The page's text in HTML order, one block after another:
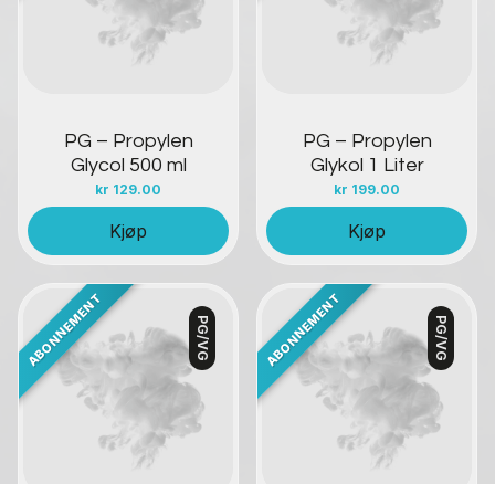
PG – Propylen
Glycol 500 ml
kr 129.00
Kjøp
PG – Propylen
Glykol 1 Liter
kr 199.00
Kjøp
PG/VG
Kontakt oss
PG/VG
Kontakt oss